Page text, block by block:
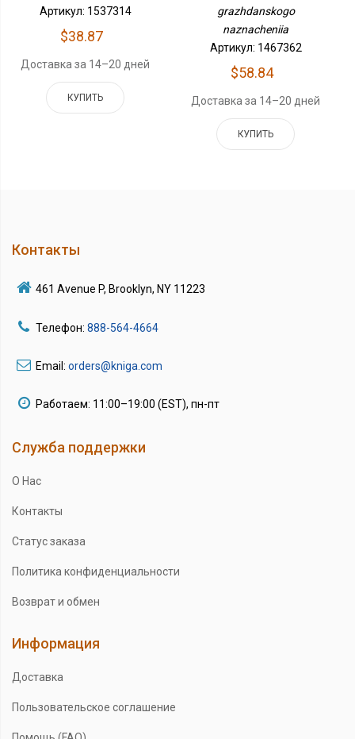
Артикул: 1537314
$38.87
Доставка за 14–20 дней
КУПИТЬ
grazhdanskogo
naznacheniia
Артикул: 1467362
$58.84
Доставка за 14–20 дней
КУПИТЬ
Контакты
461 Avenue P, Brooklyn, NY 11223
Телефон: 888-564-4664
Email: orders@kniga.com
Работаем: 11:00–19:00 (EST), пн-пт
Служба поддержки
О Нас
Контакты
Статус заказа
Политика конфиденциальности
Возврат и обмен
Информация
Доставка
Пользовательское соглашение